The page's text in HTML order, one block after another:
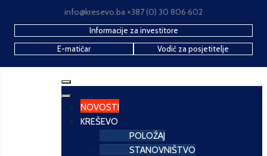
info@kresevo.ba +387 (0) 30 806 602
Informacije za investitore
E-matičar
Vodič za posjetitelje
NOVOSTI
KREŠEVO
POLOŽAJ
STANOVNIŠTVO